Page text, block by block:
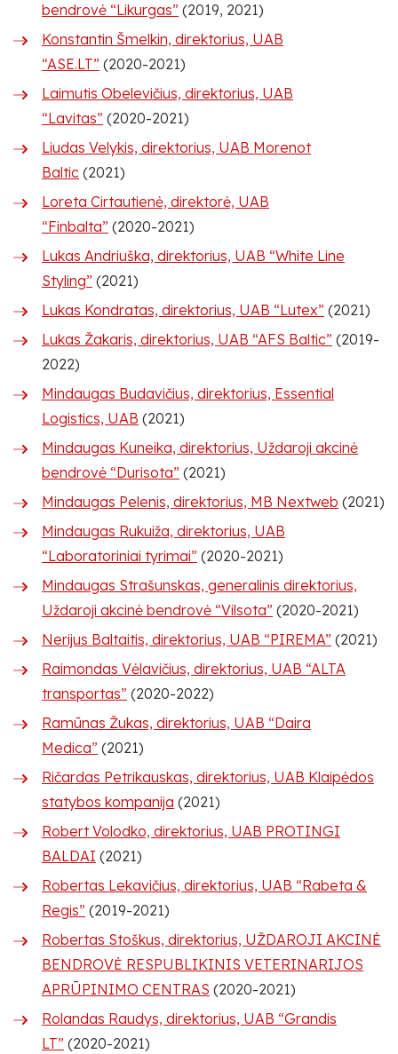
bendrovė “Likurgas” (2019, 2021)
Konstantin Šmelkin, direktorius, UAB
“ASE.LT” (2020-2021)
Laimutis Obelevičius, direktorius, UAB
“Lavitas” (2020-2021)
Liudas Velykis, direktorius, UAB Morenot
Baltic (2021)
Loreta Cirtautienė, direktorė, UAB
“Finbalta” (2020-2021)
Lukas Andriuška, direktorius, UAB “White Line
Styling” (2021)
Lukas Kondratas, direktorius, UAB “Lutex” (2021)
Lukas Žakaris, direktorius, UAB “AFS Baltic” (2019-
2022)
Mindaugas Budavičius, direktorius, Essential
Logistics, UAB (2021)
Mindaugas Kuneika, direktorius, Uždaroji akcinė
bendrovė “Durisota” (2021)
Mindaugas Pelenis, direktorius, MB Nextweb (2021)
Mindaugas Rukuiža, direktorius, UAB
“Laboratoriniai tyrimai” (2020-2021)
Mindaugas Strašunskas, generalinis direktorius,
Uždaroji akcinė bendrovė “Vilsota” (2020-2021)
Nerijus Baltaitis, direktorius, UAB “PIREMA” (2021)
Raimondas Vėlavičius, direktorius, UAB “ALTA
transportas” (2020-2022)
Ramūnas Žukas, direktorius, UAB “Daira
Medica” (2021)
Ričardas Petrikauskas, direktorius, UAB Klaipėdos
statybos kompanija (2021)
Robert Volodko, direktorius, UAB PROTINGI
BALDAI (2021)
Robertas Lekavičius, direktorius, UAB “Rabeta &
Regis” (2019-2021)
Robertas Stoškus, direktorius, UŽDAROJI AKCINĖ
BENDROVĖ RESPUBLIKINIS VETERINARIJOS
APRŪPINIMO CENTRAS (2020-2021)
Rolandas Raudys, direktorius, UAB “Grandis
LT” (2020-2021)